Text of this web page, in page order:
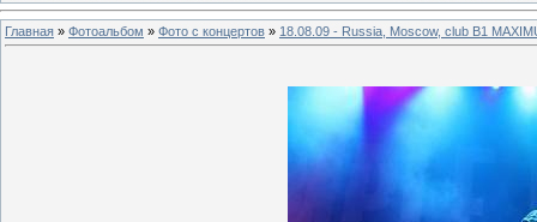
Главная » Фотоальбом » Фото с концертов » 18.08.09 - Russia, Moscow, club B1